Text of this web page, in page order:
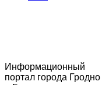
Информационный
портал города Гродно